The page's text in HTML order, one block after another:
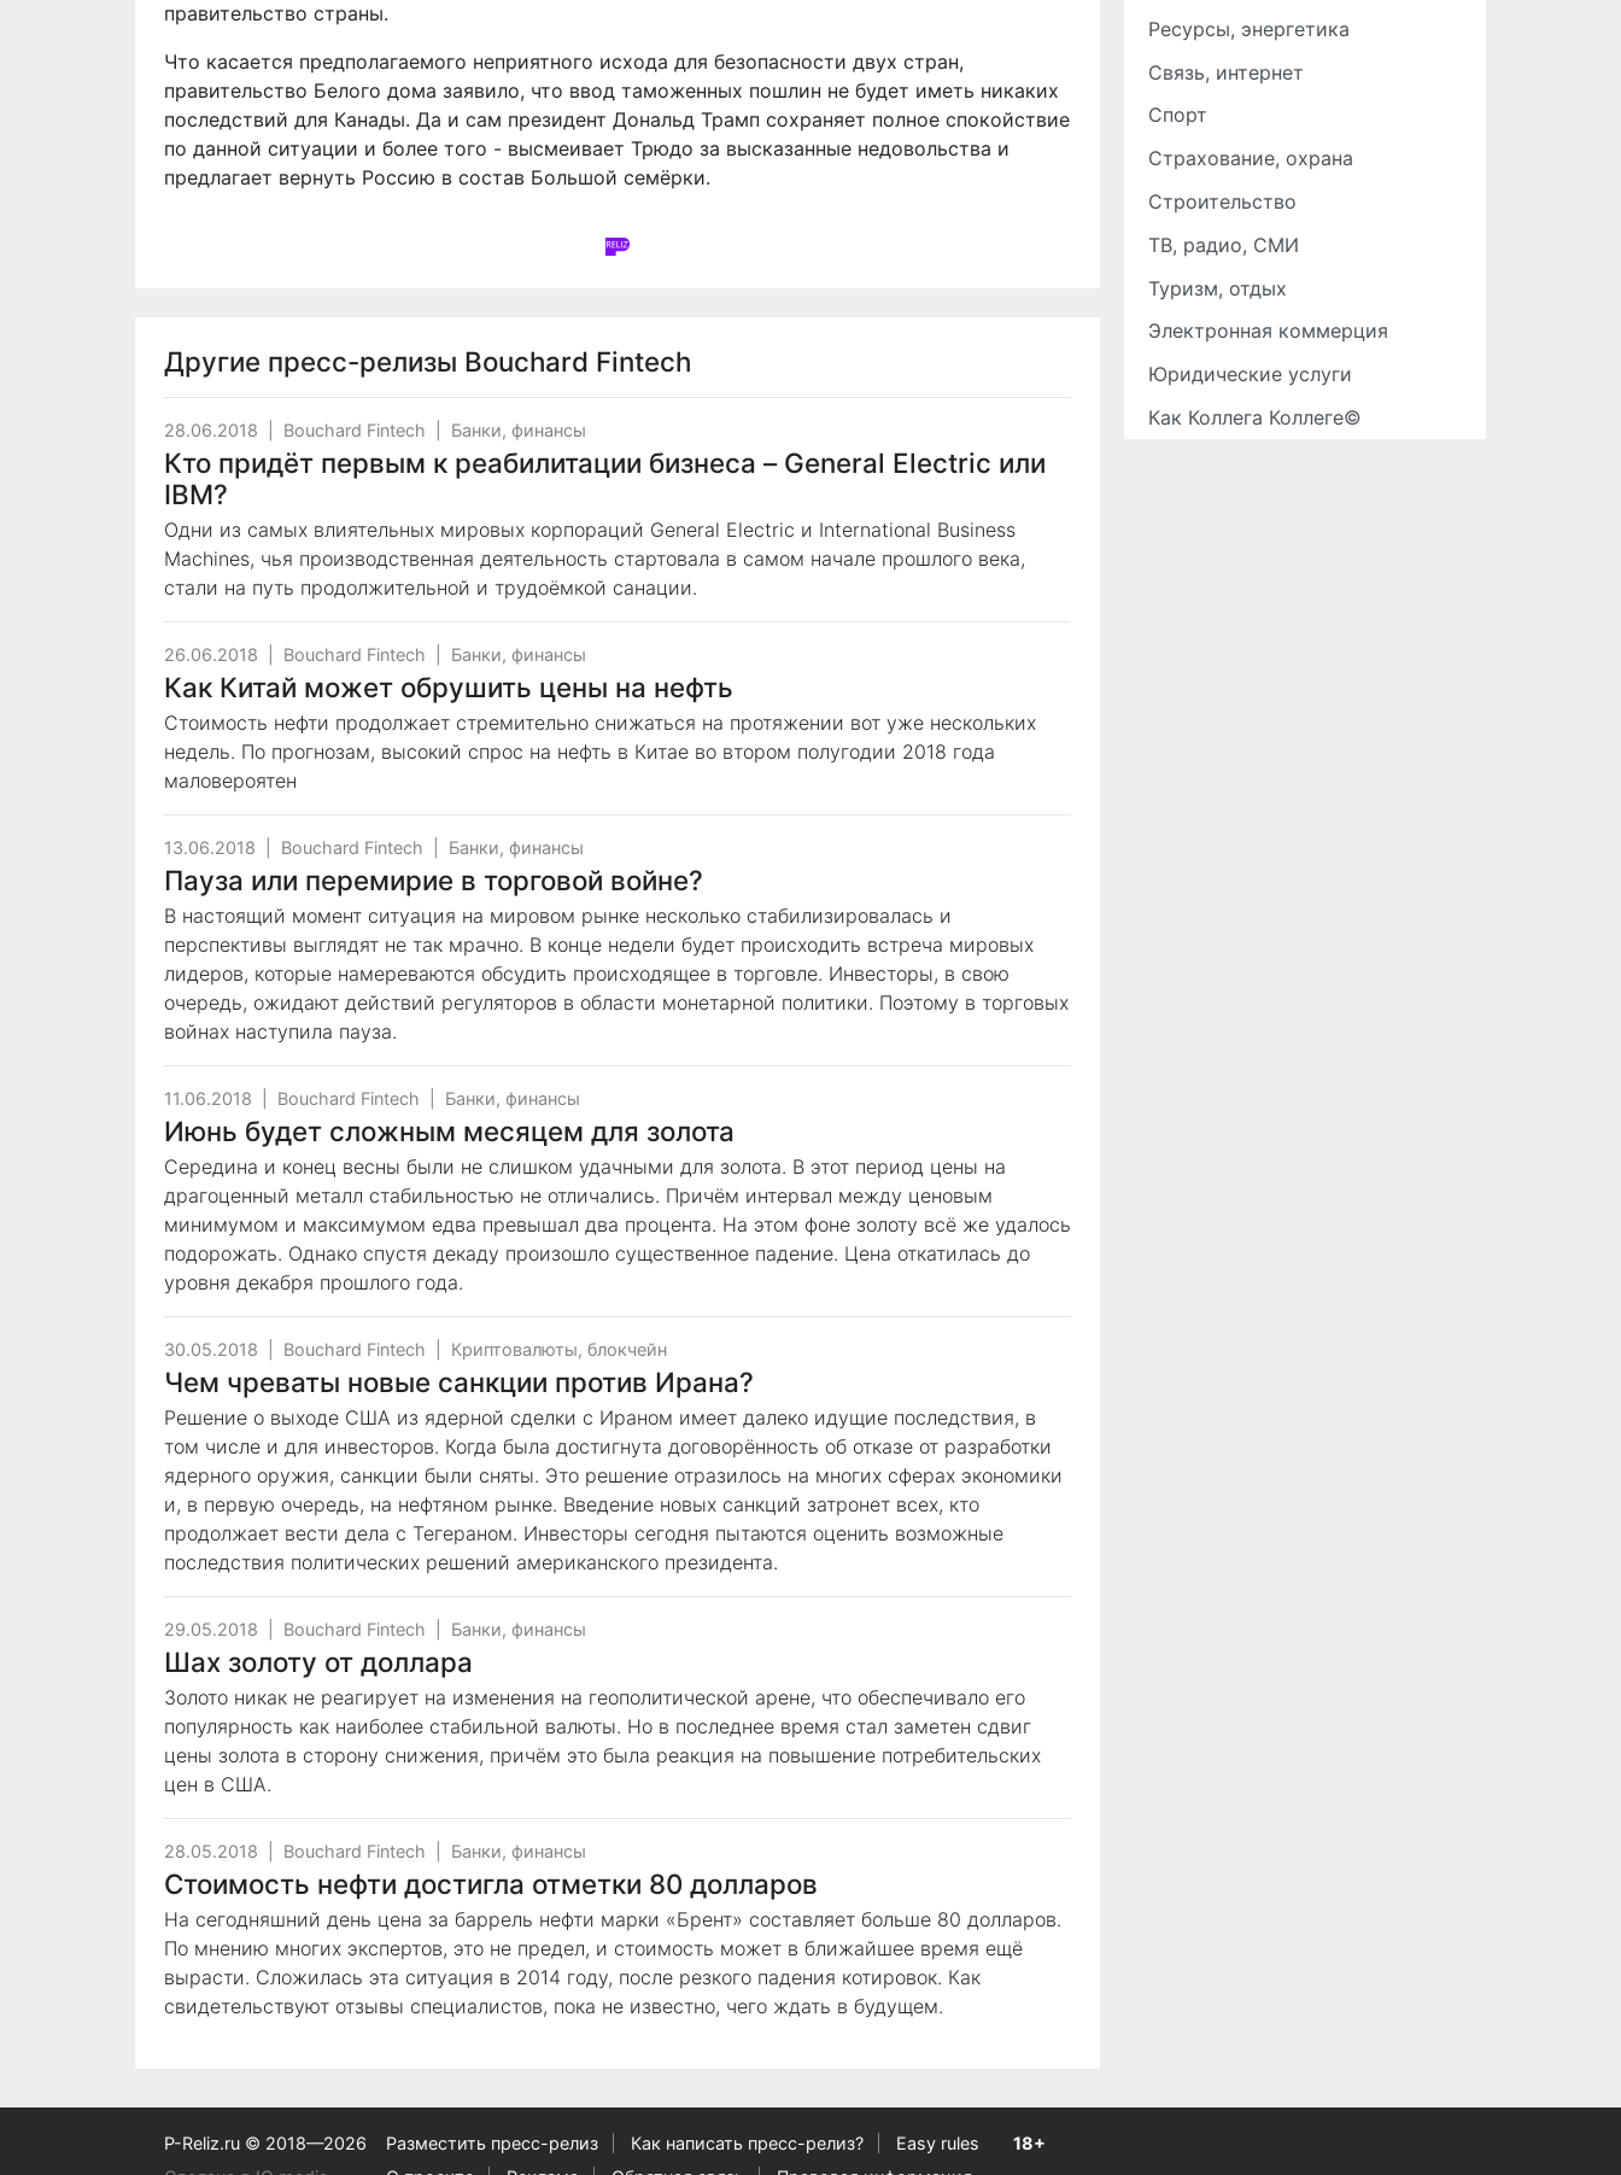
правительство страны.
Что касается предполагаемого неприятного исхода для безопасности двух стран,
правительство Белого дома заявило, что ввод таможенных пошлин не будет иметь никаких
последствий для Канады. Да и сам президент Дональд Трамп сохраняет полное спокойствие
по данной ситуации и более того - высмеивает Трюдо за высказанные недовольства и
предлагает вернуть Россию в состав Большой семёрки.
Другие пресс-релизы Bouchard Fintech
28.06.2018 Bouchard Fintech Банки, финансы
Кто придёт первым к реабилитации бизнеса – General Electric или
IBM?
Одни из самых влиятельных мировых корпораций General Electric и International Business
Machines, чья производственная деятельность стартовала в самом начале прошлого века,
стали на путь продолжительной и трудоёмкой санации.
26.06.2018 Bouchard Fintech Банки, финансы
Как Китай может обрушить цены на нефть
Стоимость нефти продолжает стремительно снижаться на протяжении вот уже нескольких
недель. По прогнозам, высокий спрос на нефть в Китае во втором полугодии 2018 года
маловероятен
13.06.2018 Bouchard Fintech Банки, финансы
Пауза или перемирие в торговой войне?
В настоящий момент ситуация на мировом рынке несколько стабилизировалась и
перспективы выглядят не так мрачно. В конце недели будет происходить встреча мировых
лидеров, которые намереваются обсудить происходящее в торговле. Инвесторы, в свою
очередь, ожидают действий регуляторов в области монетарной политики. Поэтому в торговых
войнах наступила пауза.
11.06.2018 Bouchard Fintech Банки, финансы
Июнь будет сложным месяцем для золота
Середина и конец весны были не слишком удачными для золота. В этот период цены на
драгоценный металл стабильностью не отличались. Причём интервал между ценовым
минимумом и максимумом едва превышал два процента. На этом фоне золоту всё же удалось
подорожать. Однако спустя декаду произошло существенное падение. Цена откатилась до
уровня декабря прошлого года.
30.05.2018 Bouchard Fintech Криптовалюты, блокчейн
Чем чреваты новые санкции против Ирана?
Решение о выходе США из ядерной сделки с Ираном имеет далеко идущие последствия, в
том числе и для инвесторов. Когда была достигнута договорённость об отказе от разработки
ядерного оружия, санкции были сняты. Это решение отразилось на многих сферах экономики
и, в первую очередь, на нефтяном рынке. Введение новых санкций затронет всех, кто
продолжает вести дела с Тегераном. Инвесторы сегодня пытаются оценить возможные
последствия политических решений американского президента.
29.05.2018 Bouchard Fintech Банки, финансы
Шах золоту от доллара
Золото никак не реагирует на изменения на геополитической арене, что обеспечивало его
популярность как наиболее стабильной валюты. Но в последнее время стал заметен сдвиг
цены золота в сторону снижения, причём это была реакция на повышение потребительских
цен в США.
28.05.2018 Bouchard Fintech Банки, финансы
Стоимость нефти достигла отметки 80 долларов
На сегодняшний день цена за баррель нефти марки «Брент» составляет больше 80 долларов.
По мнению многих экспертов, это не предел, и стоимость может в ближайшее время ещё
вырасти. Сложилась эта ситуация в 2014 году, после резкого падения котировок. Как
свидетельствуют отзывы специалистов, пока не известно, чего ждать в будущем.
Ресурсы, энергетика
Связь, интернет
Спорт
Страхование, охрана
Строительство
ТВ, радио, СМИ
Туризм, отдых
Электронная коммерция
Юридические услуги
Как Коллега Коллеге©
P-Reliz.ru © 2018—2026
Разместить пресс-релиз Как написать пресс-релиз? Easy rules
18+